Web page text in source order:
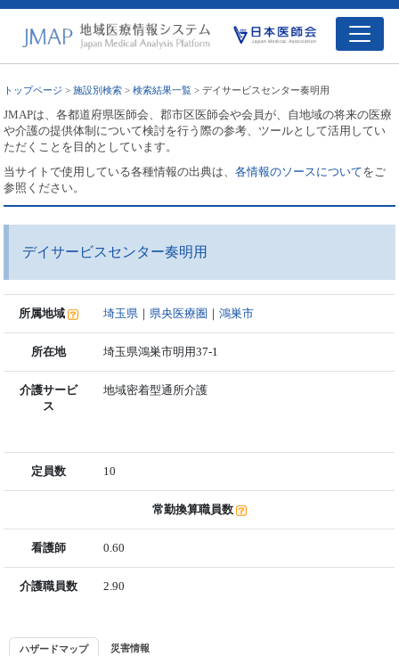
トップページ >施設別検索 >検索結果一覧 > デイサービスセンター奏明用
JMAPは、各都道府県医師会、郡市区医師会や会員が、自地域の将来の医療
や介護の提供体制について検討を行う際の参考、ツールとして活用してい
ただくことを目的としています。
当サイトで使用している各種情報の出典は、各情報のソースについてをご
参照ください。
デイサービスセンター奏明用
所属地域 埼玉県 ｜ 県央医療圏 ｜鴻巣市
所在地 埼玉県鴻巣市明用37-1
介護サービ
ス
地域密着型通所介護
定員数 10
常勤換算職員数
看護師 0.60
介護職員数 2.90
ハザードマップ 災害情報